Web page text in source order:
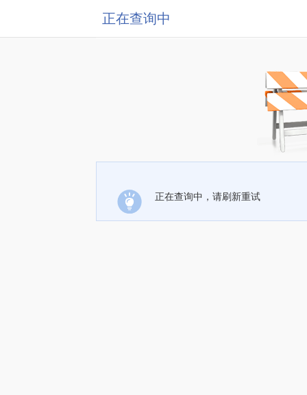
正在查询中
正在查询中，请刷新重试